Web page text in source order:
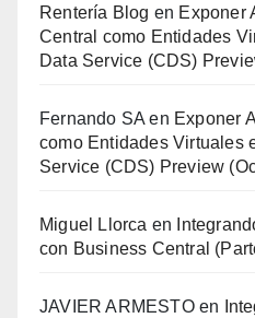
Rentería Blog en Exponer
Central como Entidades
Data Service (CDS)
Fernando SA en Exponer
como Entidades Virtuales
Service (CDS) Preview
Miguel Llorca en
con Business Central
JAVIER ARMESTOen